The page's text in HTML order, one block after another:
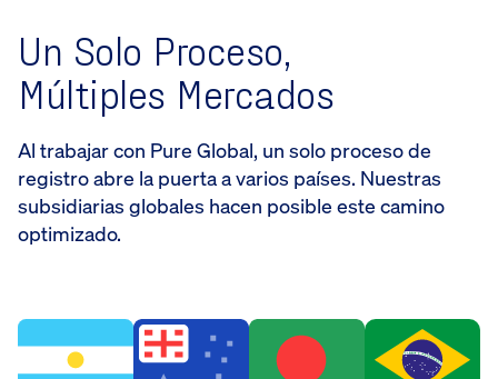
Un Solo Proceso,
Múltiples Mercados
Al trabajar con Pure Global, un solo proceso de
registro abre la puerta a varios países. Nuestras
subsidiarias globales hacen posible este camino
optimizado.